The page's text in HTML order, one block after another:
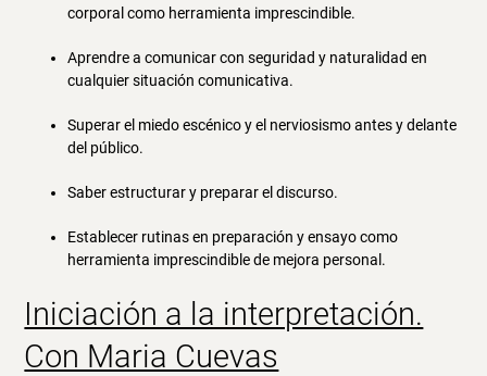
corporal como herramienta imprescindible.
Aprendre a comunicar con seguridad y naturalidad en
cualquier situación comunicativa.
Superar el miedo escénico y el nerviosismo antes y delante
del público.
Saber estructurar y preparar el discurso.
Establecer rutinas en preparación y ensayo como
herramienta imprescindible de mejora personal.
Iniciación a la interpretación.
Con Maria Cuevas